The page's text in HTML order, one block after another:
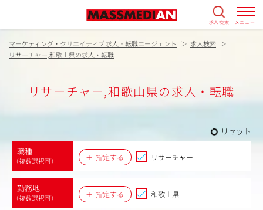
求人検索 メニュー
マーケティング・クリエイティブ 求人・転職エージェント
求人検索
リサーチャー,和歌山県の求人・転職
リサーチャー,和歌山県の求人・転職
リセット
職種
（複数選択可） 指定する リサーチャー
勤務地
（複数選択可） 指定する 和歌山県